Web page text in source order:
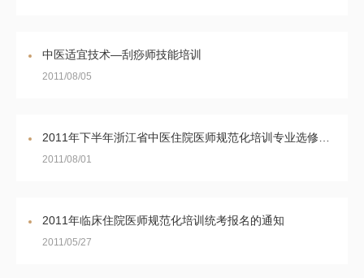
中医适宜技术—刮痧师技能培训
2011/08/05
2011/08/01
2011年临床住院医师规范化培训统考报名的通知
2011/05/27